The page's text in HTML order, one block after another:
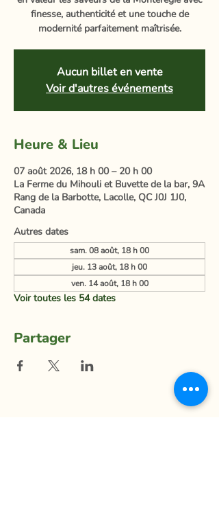
finesse, authenticité et une touche de
modernité parfaitement maîtrisée.
Aucun billet en vente
Voir d'autres événements
Heure & Lieu
07 août 2026, 18 h 00 – 20 h 00
La Ferme du Mihouli et Buvette de la bar, 9A
Rang de la Barbotte, Lacolle, QC J0J 1J0,
Canada
Autres dates
sam. 08 août, 18 h 00
jeu. 13 août, 18 h 00
ven. 14 août, 18 h 00
Voir toutes les 54 dates
Partager